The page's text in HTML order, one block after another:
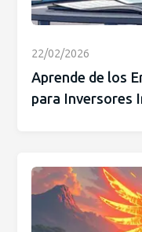
22/02/2026
Aprende de los
para Inversores